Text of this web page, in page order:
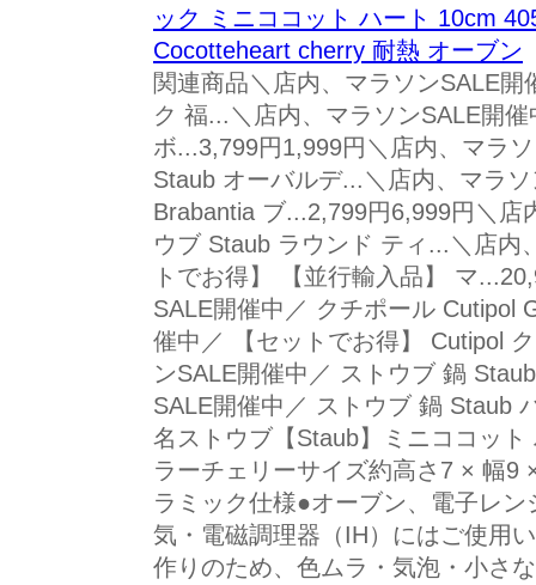
ック ミニココット ハート 10cm
Cocotteheart cherry 耐熱 オーブン
関連商品＼店内、マラソンSALE
ク 福...＼店内、マラソンSALE開
ボ...3,799円1,999円＼店内、マラ
Staub オーバルデ...＼店内、マラ
Brabantia ブ...2,799円6,999円＼店
ウブ Staub ラウンド ティ...＼店内
トでお得】 【並行輸入品】 マ
SALE開催中／ クチポール Cutipol
催中／ 【セットでお得】 Cutipol
ンSALE開催中／ ストウブ 鍋
SALE開催中／ ストウブ 鍋 Staub
名ストウブ【Staub】ミニココッ
ラーチェリーサイズ約高さ7 × 幅9
ラミック仕様●オーブン、電子レ
気・電磁調理器（IH）にはご使用
作りのため、色ムラ・気泡・小さ